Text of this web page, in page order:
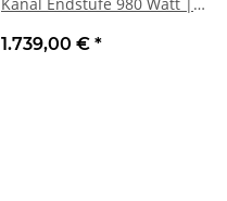
1.739,00 € *